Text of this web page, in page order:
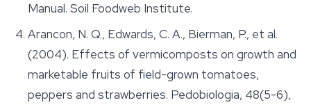
Manual. Soil Foodweb Institute.
Arancon, N. Q., Edwards, C. A., Bierman, P., et al.
(2004). Effects of vermicomposts on growth and
marketable fruits of field-grown tomatoes,
peppers and strawberries. Pedobiologia, 48(5-6),